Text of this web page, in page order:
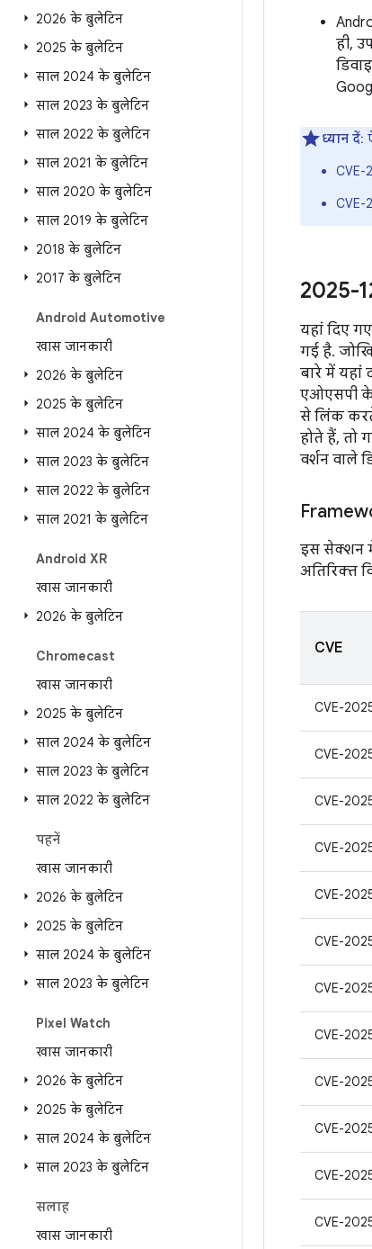
2026 के बुलेटिन
2025 के बुलेटिन
साल 2024 के बुलेटिन
साल 2023 के बुलेटिन
साल 2022 के बुलेटिन
साल 2021 के बुलेटिन
साल 2020 के बुलेटिन
साल 2019 के बुलेटिन
2018 के बुलेटिन
2017 के बुलेटिन
Android Automotive
खास जानकारी
2026 के बुलेटिन
2025 के बुलेटिन
साल 2024 के बुलेटिन
साल 2023 के बुलेटिन
साल 2022 के बुलेटिन
साल 2021 के बुलेटिन
Android XR
खास जानकारी
2026 के बुलेटिन
Chromecast
खास जानकारी
2025 के बुलेटिन
साल 2024 के बुलेटिन
साल 2023 के बुलेटिन
साल 2022 के बुलेटिन
पहनें
खास जानकारी
2026 के बुलेटिन
2025 के बुलेटिन
साल 2024 के बुलेटिन
साल 2023 के बुलेटिन
Pixel Watch
खास जानकारी
2026 के बुलेटिन
2025 के बुलेटिन
साल 2024 के बुलेटिन
साल 2023 के बुलेटिन
सलाह
खास जानकारी
ही,
ध्यान दें:
CVE-
CVE-
2025-
यहां दिए
गई है.
बारे में
एओएसपी के
से लिंक
होते हैं, तो
वर्शन वाले
इस सेक्शन
अतिरिक्त
CVE
CVE-
CVE-
CVE-
CVE-
CVE-
CVE-
CVE-
CVE-
CVE-
CVE-
CVE-
CVE-